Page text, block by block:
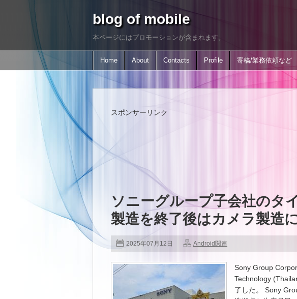
blog of mobile
本ページにはプロモーションが含まれます。
Home About Contacts Profile 寄稿/業務依頼など
スポンサーリンク
ソニーグループ子会社のタ
製造を終了後はカメラ製造
2025年07月12日 Android関連
Sony Group
Technology
了した。 Sony